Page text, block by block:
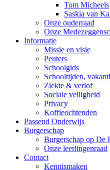
Tom Micheels
Saskia van
Onze ouderraad
Onze
Informatie
Missie en visie
Peuters
Schoolgids
Schooltijden,
Ziekte & verlof
Sociale veiligheid
Privacy
Koffieochtenden
Passend Onderwijs
Burgerschap
Burgerschap op De
Onze leerlingenraad
Contact
Kennismaken